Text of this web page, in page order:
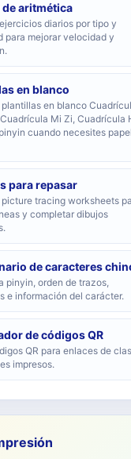
de aritmética
diarios por tipo y
para mejorar velocidad y
en blanco
plantillas en blanco
Mi Zi, Cuadrícula
cuando necesites papel
para repasar
picture tracing worksheets
y completar dibujos
de caracteres
pinyin, orden de trazos,
e información del carácter.
de códigos QR
QR para enlaces de
impresos.